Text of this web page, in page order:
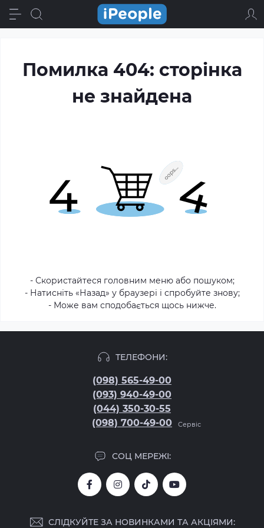
Помилка 404: сторінка
не знайдена
- Скористайтеся головним меню або пошуком;
- Натисніть «Назад» у браузері і спробуйте знову;
- Може вам сподобається щось нижче.
ТЕЛЕФОНИ:
(098) 565-49-00
(093) 940-49-00
(044) 350-30-55
(098) 700-49-00
Сервіс
СОЦ МЕРЕЖІ:
СЛІДКУЙТЕ ЗА НОВИНКАМИ ТА АКЦІЯМИ: